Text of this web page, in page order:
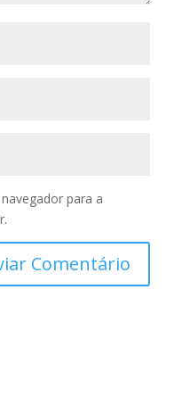
para a